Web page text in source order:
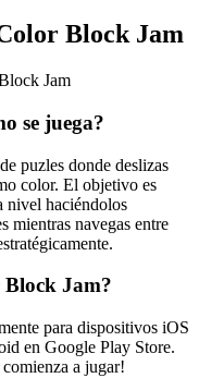
Block Jam
Jam
se juega?
puzles donde deslizas
color. El objetivo es
nivel haciéndolos
mientras navegas entre
Block Jam?
para dispositivos iOS
en Google Play Store.
a jugar!